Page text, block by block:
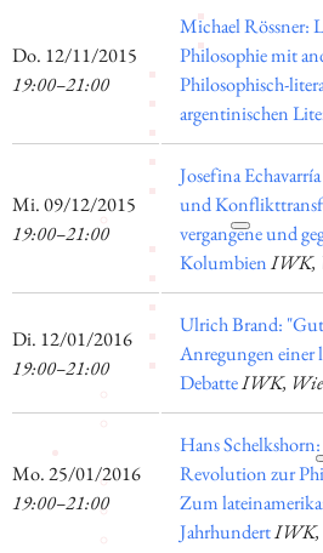
Mitgliedschaft
Mitarbeiter_innen
Vorstand
Vermietung
Schwerpunkte
Bildung
Interkulturalität
Kunst und Kultur
Wissen und
Dokumentationsstelle
Bibliothek
Veranstaltungen
Vortragsreihe
Tagungen
Präsentationen
​Do. 12/11/2015
19:00–21:00
Michael Rössner:
Philosophie mit
Philosophisch-
argentinischen
​Mi. 09/12/2015
19:00–21:00
Josefina
und
vergangene und
KolumbienIWK,
​Di. 12/01/2016
19:00–21:00
Ulrich Brand:
Anregungen einer
DebatteIWK,
​Mo. 25/01/2016
19:00–21:00
Hans
Revolution zur
Zum
JahrhundertIWK,